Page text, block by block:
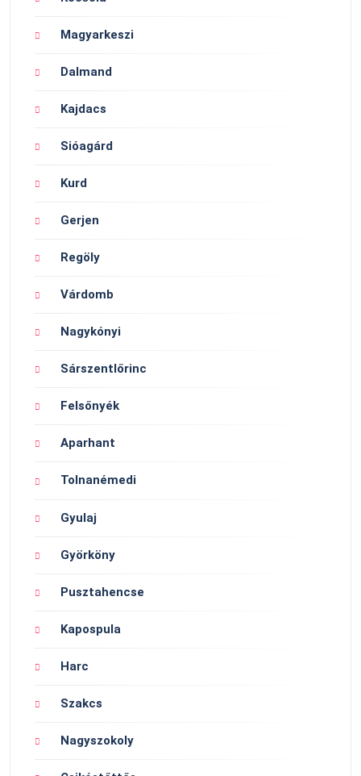
Magyarkeszi
Dalmand
Kajdacs
Sióagárd
Kurd
Gerjen
Regöly
Várdomb
Nagykónyi
Sárszentlőrinc
Felsőnyék
Aparhant
Tolnanémedi
Gyulaj
Györköny
Pusztahencse
Kapospula
Harc
Szakcs
Nagyszokoly